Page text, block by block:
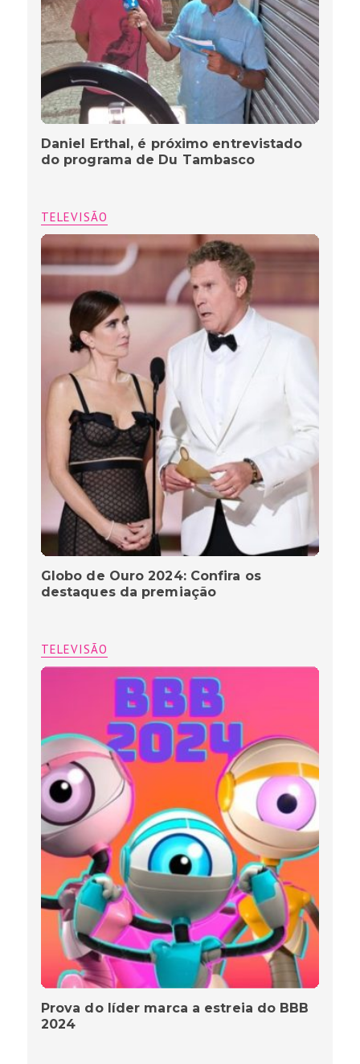
Daniel Erthal, é próximo entrevistado
do programa de Du Tambasco
TELEVISÃO
Globo de Ouro 2024: Confira os
destaques da premiação
TELEVISÃO
Prova do líder marca a estreia do BBB
2024